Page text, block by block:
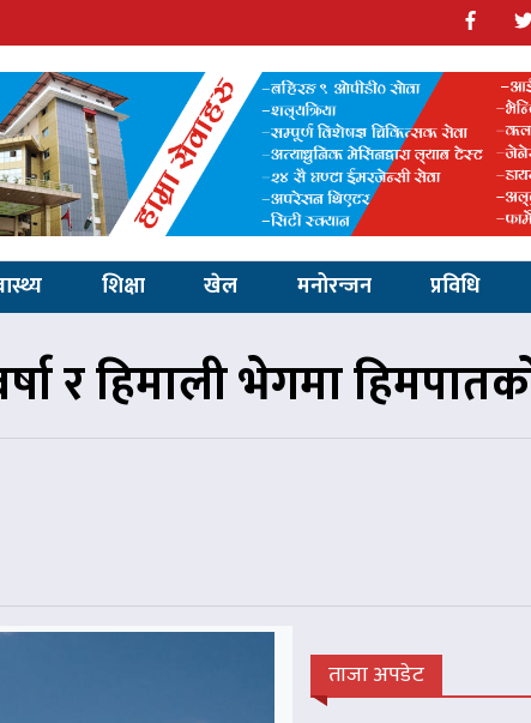
शिक्षा खेल मनोरन्जन प्रविधि
र हिमाली भेगमा
ताजा अपडेट